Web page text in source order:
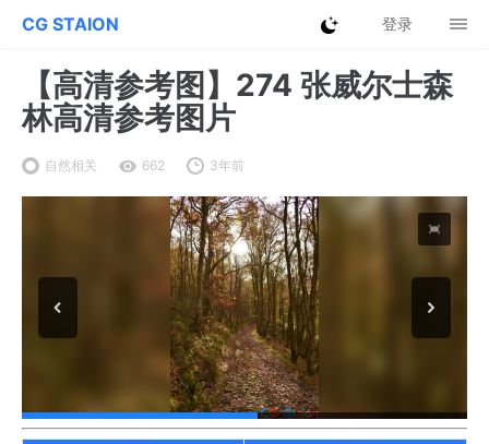
CG STAION 登录
【高清参考图】274 张威尔士森
林高清参考图片
自然相关 662 3年前